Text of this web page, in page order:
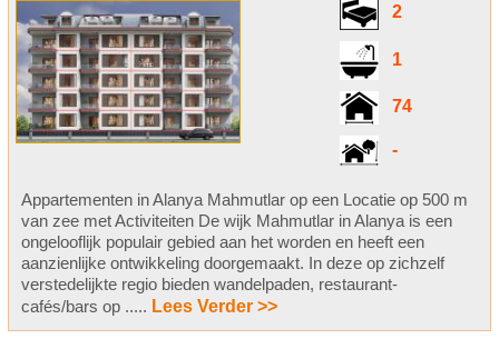
2
1
74
-
Appartementen in Alanya Mahmutlar op een Locatie op 500 m
van zee met Activiteiten De wijk Mahmutlar in Alanya is een
ongelooflijk populair gebied aan het worden en heeft een
aanzienlijke ontwikkeling doorgemaakt. In deze op zichzelf
verstedelijkte regio bieden wandelpaden, restaurant-
cafés/bars op ..... Lees Verder >>